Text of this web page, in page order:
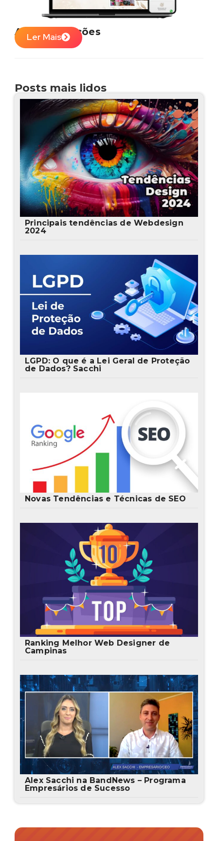
ASH decorações
Ler Mais
Posts mais lidos
Principais tendências de Webdesign
2024
LGPD: O que é a Lei Geral de Proteção
de Dados? Sacchi
Novas Tendências e Técnicas de SEO
Ranking Melhor Web Designer de
Campinas
Alex Sacchi na BandNews – Programa
Empresários de Sucesso